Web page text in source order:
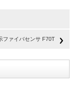
ファイバセンサ F70T